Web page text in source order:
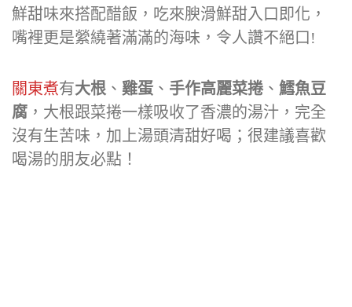
鮮甜味來搭配醋飯，吃來腴滑鮮甜入口即化，
嘴裡更是縈繞著滿滿的海味，令人讚不絕口!
關東煮有大根 、 雞蛋 、 手作高麗菜捲 、 鱈魚豆
腐 ，大根跟菜捲一樣吸收了香濃的湯汁，完全
沒有生苦味，加上湯頭清甜好喝；很建議喜歡
喝湯的朋友必點！